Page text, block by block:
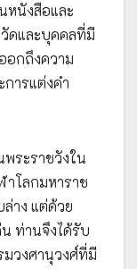
หนังสือและ
ดและบุคคลที่มี
อกถึงความ
ารแต่งคำ
ระราชวังใน
โลกมหาราช
าง แต่ด้วย
ท่านจึงได้รับ
มวงศานุวงศ์ที่มี